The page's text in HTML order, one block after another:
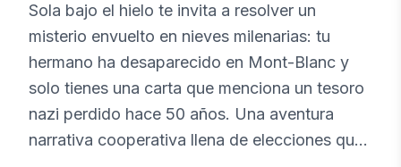
Sola bajo el hielo te invita a resolver un
misterio envuelto en nieves milenarias: tu
hermano ha desaparecido en Mont-Blanc y
solo tienes una carta que menciona un tesoro
nazi perdido hace 50 años. Una aventura
narrativa cooperativa llena de elecciones que